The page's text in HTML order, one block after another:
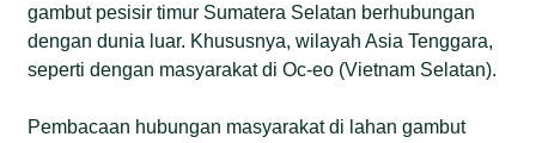
gambut pesisir timur Sumatera Selatan berhubungan
dengan dunia luar. Khususnya, wilayah Asia Tenggara,
seperti dengan masyarakat di Oc-eo (Vietnam Selatan).
Pembacaan hubungan masyarakat di lahan gambut